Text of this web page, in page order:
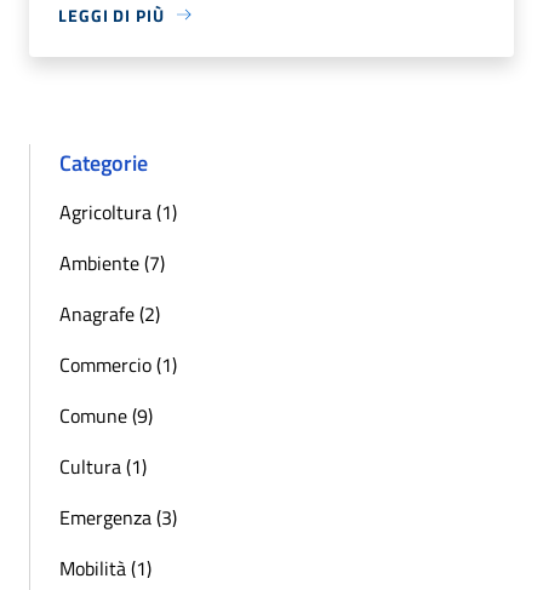
LEGGI DI PIÙ
Categorie
Agricoltura (1)
Ambiente (7)
Anagrafe (2)
Commercio (1)
Comune (9)
Cultura (1)
Emergenza (3)
Mobilità (1)